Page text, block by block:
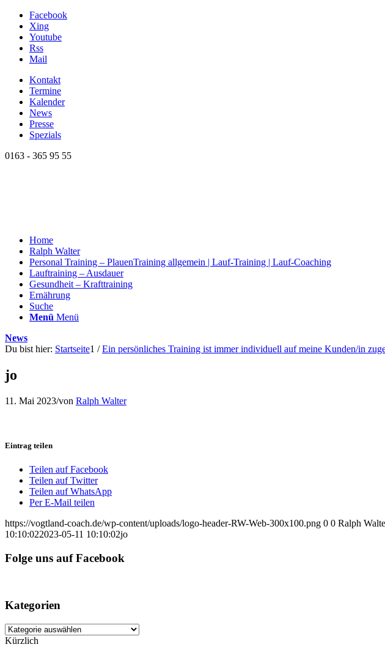
Facebook
Xing
Youtube
Rss
Mail
Kontakt
Termine
Kalender
News
Presse
Spezials
0163 - 365 95 55
Home
Ralph Walter
Personal Training – PlauenTraining allgemein | Lauf-Training | Lauf-Coaching
Lauftraining – Ausdauer
Gesundheit – Krafttraining
Ernährung
Suche
Menü Menü
News
Du bist hier: Startseite1 / Ein persönliches Training ist immer individuell auf meine Kunden/in
jo
11. Mai 2023/von Ralph Walter
Eintrag teilen
Teilen auf Facebook
Teilen auf Twitter
Teilen auf WhatsApp
Per E-Mail teilen
https://vogtland-coach.de/wp-content/uploads/logo-header-RW-Web-300x100.png 0 0 Ralph
10:10:022023-05-11 10:10:02jo
Folge uns auf Facebook
Kategorien
Kategorien
Kürzlich